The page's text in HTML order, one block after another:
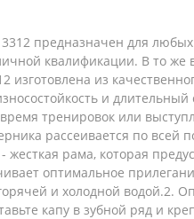
предназначен для
квалификации. В то
изготовлена ​​из
и
тренировок или
рассеивается по
рама, которая
оптимальное
и холодной водой.2.
капу в зубной ряд и